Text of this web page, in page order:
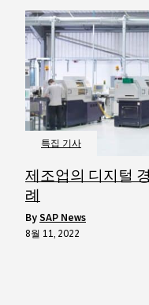
특집 기사
제조업의 디지털
례
by SAP News
8월 11, 2022